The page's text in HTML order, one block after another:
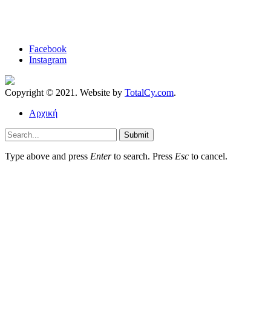
Facebook
Instagram
Copyright © 2021. Website by TotalCy.com.
Αρχική
Submit
Type above and press Enterto search. Press Esc to cancel.